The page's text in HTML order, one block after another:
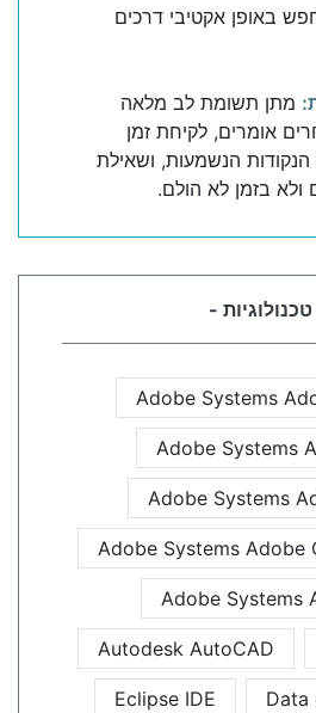
באופן אקטיבי דרכים
מתן תשומת לב מלאה
אומרים, לקיחת זמן
הנשמעות, ושאילת
בזמן לא הולם.
-
Adobe Systems
Adobe Systems
Adobe Systems
Adobe Systems Adobe
Adobe Systems
Autodesk AutoCAD
Data
Eclipse IDE